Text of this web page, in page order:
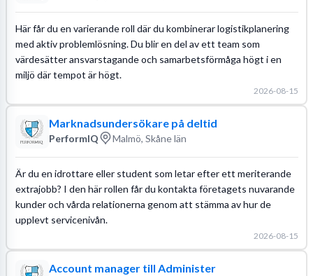
Här får du en varierande roll där du kombinerar logistikplanering
med aktiv problemlösning. Du blir en del av ett team som
värdesätter ansvarstagande och samarbetsförmåga högt i en
miljö där tempot är högt.
2026-08-15
Marknadsundersökare på deltid
PerformIQ Malmö, Skåne län
Är du en idrottare eller student som letar efter ett meriterande
extrajobb? I den här rollen får du kontakta företagets nuvarande
kunder och vårda relationerna genom att stämma av hur de
upplevt servicenivån.
2026-08-15
Account manager till Administer